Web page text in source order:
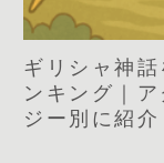
ギリシャ神
ンキング｜
ジー別に紹介